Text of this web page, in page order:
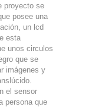
proyecto se
posee una
un lcd
esta
unos circulos
que se
imágenes y
el sensor
persona que